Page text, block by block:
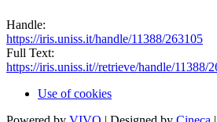
Handle:
https://iris.uniss.it/handle/11388/263105
Full Text:
https://iris.uniss.it//retrieve/handle/
Use of cookies